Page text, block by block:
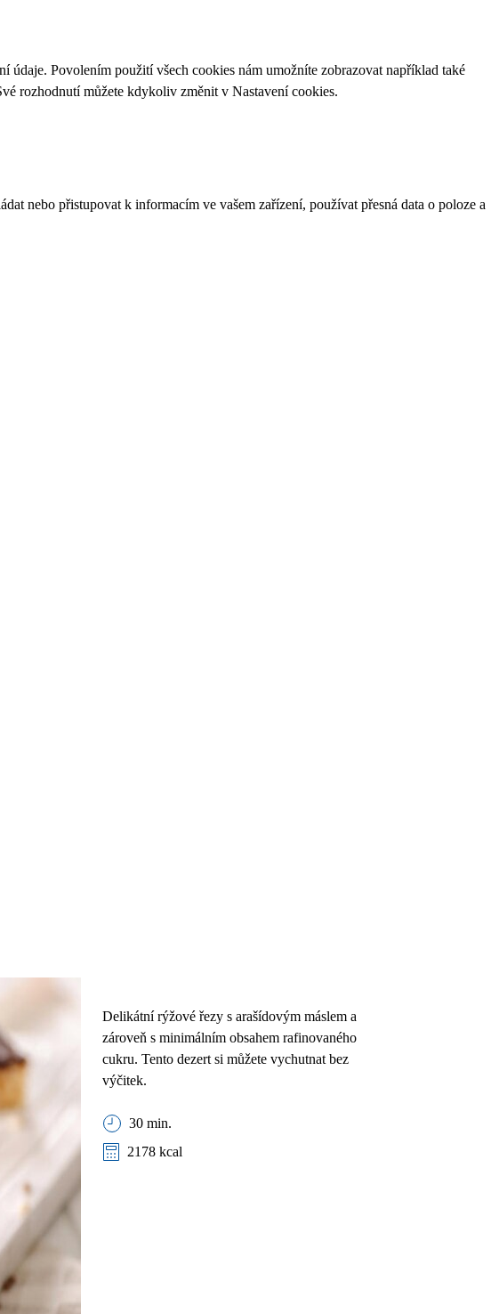
Povolením použití všech cookies nám umožníte zobrazovat například také
rozhodnutí můžete kdykoliv změnit v Nastavení cookies.
nebo přistupovat k informacím ve vašem zařízení, používat přesná data o poloze a
Delikátní rýžové řezy s arašídovým máslem a
zároveň s minimálním obsahem rafinovaného
cukru. Tento dezert si můžete vychutnat bez
výčitek.
30 min.
2178 kcal